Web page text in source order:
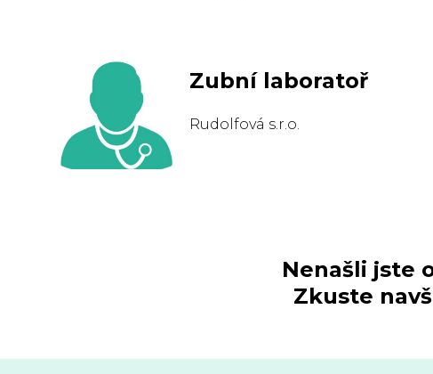
Zubní laboratoř
Rudolfová s.r.o.
Nenašli jste
Zkuste